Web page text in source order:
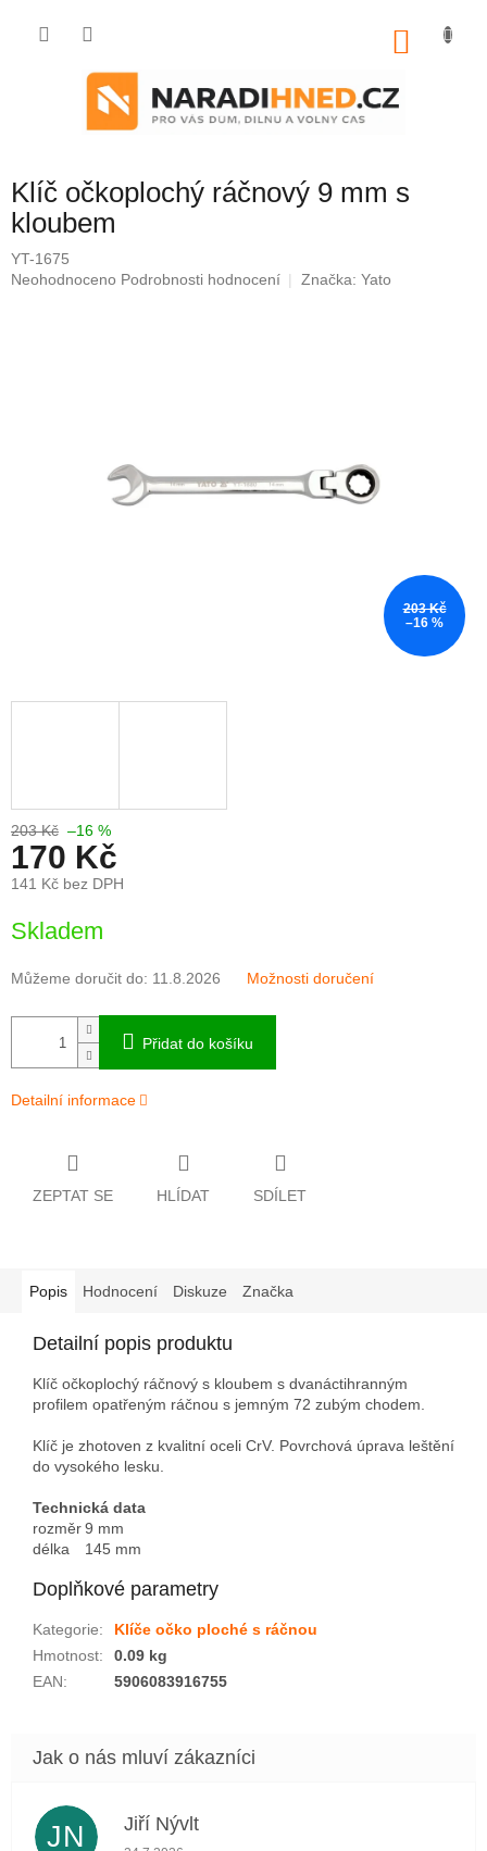
Klíč očkoplochý ráčnový 9 mm s
kloubem
YT-1675
Průměrné
Neohodnoceno Podrobnosti hodnocení Značka: Yato
203 Kč
–16 %
203 Kč –16 %
170 Kč
141 Kč bez DPH
cena:
Skladem
Můžeme doručit do: 11.8.2026 Možnosti doručení
Přidat do košíku
Detailní informace
ZEPTAT SE HLÍDAT SDÍLET
Popis Hodnocení Diskuze Značka
Detailní popis produktu
Klíč očkoplochý ráčnový s kloubem s dvanáctihranným
profilem opatřeným ráčnou s jemným 72 zubým chodem.
Klíč je zhotoven z kvalitní oceli CrV. Povrchová úprava leštění
do vysokého lesku.
Technická data
rozměr9 mm
délka
145 mm
Doplňkové parametry
Kategorie:
Klíče očko ploché s ráčnou
Hmotnost:
0.09 kg
EAN: 5906083916755
JN Jiří Nývlt